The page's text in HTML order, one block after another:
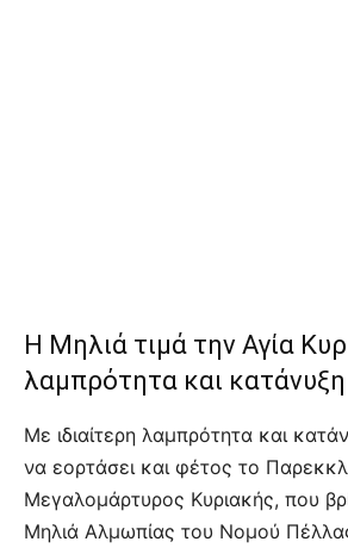
Η Μηλιά τιμά την Αγία
λαμπρότητα και κατάνυξη
Με ιδιαίτερη λαμπρότητα και
να εορτάσει και φέτος το
Μεγαλομάρτυρος Κυριακής, που
Μηλιά Αλμωπίας του Νομού